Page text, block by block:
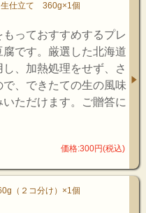
仕立て 360g×1個
もっておすすめするプレ
腐です。厳選した北海道
、加熱処理をせず、さ
、できたての生の風味
ただけます。ご贈答に
価格:300円(税込)
（２コ分け）×1個